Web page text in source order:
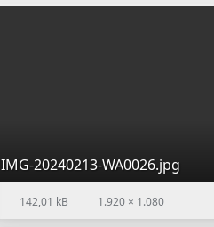
IMG-20240213-WA0026.jpg
142,01 kB 1.920 × 1.080